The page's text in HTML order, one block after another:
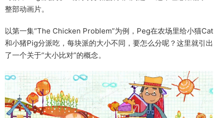
整部动画片。
以第一集“The Chicken Problem”为例，Peg在农场里给小猫Cat
和小猪Pig分派吃，每块派的大小不同，要怎么分呢？这里就引出
了一个关于“大小比对”的概念。